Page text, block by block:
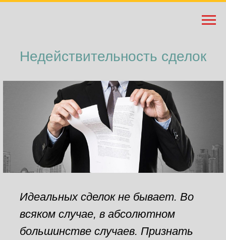
Недействительность сделок
Идеальных сделок не бывает. Во
всяком случае, в абсолютном
большинстве случаев. Признать